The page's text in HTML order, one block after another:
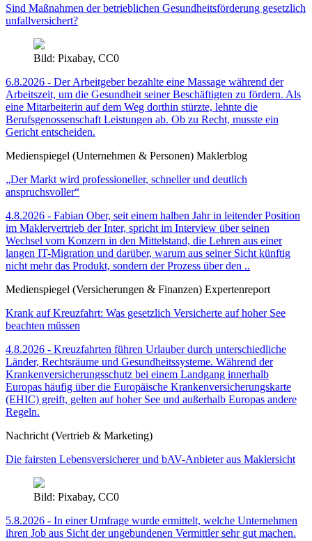
Sind Maßnahmen der betrieblichen Gesundheitsförderung gesetzlich
unfallversichert?
Bild: Pixabay, CC0
6.8.2026 - Der Arbeitgeber bezahlte eine Massage während der
Arbeitszeit, um die Gesundheit seiner Beschäftigten zu fördern. Als
eine Mitarbeiterin auf dem Weg dorthin stürzte, lehnte die
Berufsgenossenschaft Leistungen ab. Ob zu Recht, musste ein
Gericht entscheiden.
Medienspiegel (Unternehmen & Personen) Maklerblog
„Der Markt wird professioneller, schneller und deutlich
anspruchsvoller“
4.8.2026 - Fabian Ober, seit einem halben Jahr in leitender Position
im Maklervertrieb der Inter, spricht im Interview über seinen
Wechsel vom Konzern in den Mittelstand, die Lehren aus einer
langen IT-Migration und darüber, warum aus seiner Sicht künftig
nicht mehr das Produkt, sondern der Prozess über den ..
Medienspiegel (Versicherungen & Finanzen) Expertenreport
Krank auf Kreuzfahrt: Was gesetzlich Versicherte auf hoher See
beachten müssen
4.8.2026 - Kreuzfahrten führen Urlauber durch unterschiedliche
Länder, Rechtsräume und Gesundheitssysteme. Während der
Krankenversicherungsschutz bei einem Landgang innerhalb
Europas häufig über die Europäische Krankenversicherungskarte
(EHIC) greift, gelten auf hoher See und außerhalb Europas andere
Regeln.
Nachricht (Vertrieb & Marketing)
Die fairsten Lebensversicherer und bAV-Anbieter aus Maklersicht
Bild: Pixabay, CC0
5.8.2026 - In einer Umfrage wurde ermittelt, welche Unternehmen
ihren Job aus Sicht der ungebundenen Vermittler sehr gut machen.